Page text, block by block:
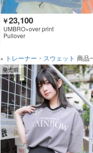
￥23,100
UMBRO×over print
Pullover
× トレーナー・スウェット 商品
発売前